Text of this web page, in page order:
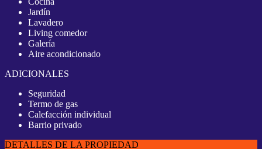
Jardín
Lavadero
Living comedor
Galería
Aire acondicionado
ADICIONALES
Seguridad
Termo de gas
Calefacción individual
Barrio privado
DETALLES DE LA PROPIEDAD